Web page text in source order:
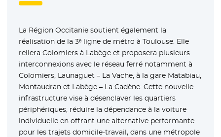
La Région Occitanie soutient également la
réalisation de la 3ᵉ ligne de métro à Toulouse. Elle
reliera Colomiers à Labège et proposera plusieurs
interconnexions avec le réseau ferré notamment à
Colomiers, Launaguet – La Vache, à la gare Matabiau,
Montaudran et Labège – La Cadène. Cette nouvelle
infrastructure vise à désenclaver les quartiers
périphériques, réduire la dépendance à la voiture
individuelle en offrant une alternative performante
pour les trajets domicile-travail, dans une métropole